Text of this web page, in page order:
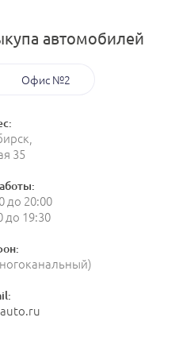
автомобилей
Офис №2
35
до 20:00
до 19:30